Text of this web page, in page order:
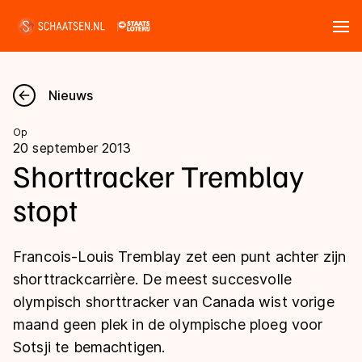
Nieuws
Kalender
Disciplines
Langebaan
Shorttrack
Inlineskaten
Uitslagen
Langebaan
Shorttrack
Marathon
Tijden & historie
Ranglijsten Langebaan
Nieuws
Op
20 september 2013
Shorttracker Tremblay
stopt
Francois-Louis Tremblay zet een punt achter zijn
shorttrackcarrière. De meest succesvolle
olympisch shorttracker van Canada wist vorige
maand geen plek in de olympische ploeg voor
Sotsji te bemachtigen.